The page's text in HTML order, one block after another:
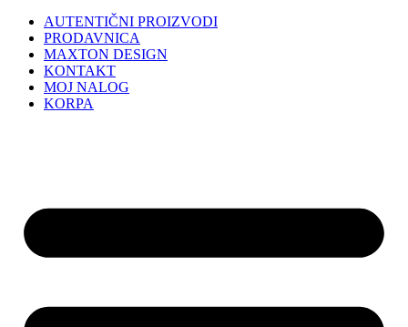
AUTENTIČNI PROIZVODI
PRODAVNICA
MAXTON DESIGN
KONTAKT
MOJ NALOG
KORPA